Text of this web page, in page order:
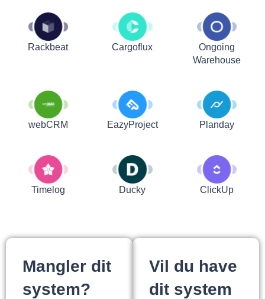
Rackbeat Cargoflux
Ongoing
Warehouse
webCRM EazyProject Planday
Timelog Ducky ClickUp
Mangler dit
system?
Vil du have
dit system